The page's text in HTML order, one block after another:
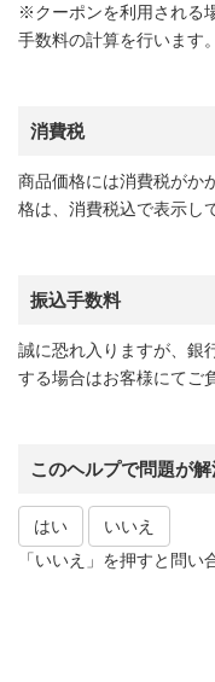
※クーポンを利用される
手数料の計算を行います。
消費税
商品価格には消費税がか
格は、消費税込で表示し
振込手数料
誠に恐れ入りますが、銀
する場合はお客様にてご
このヘルプで問題が
はい
いいえ
「いいえ」を押すと問い